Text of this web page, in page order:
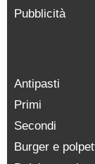
Pubblicità
Antipasti
Primi
Secondi
Burger e